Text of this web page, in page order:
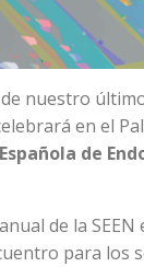
nuestro
en el
de
de la
para los